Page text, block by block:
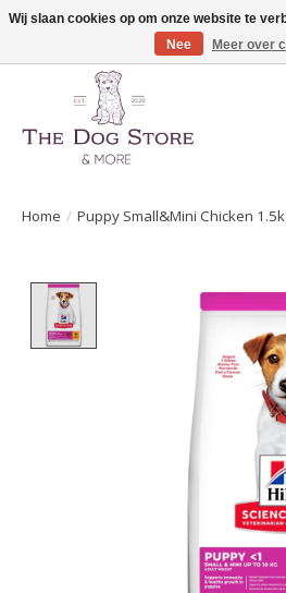
De speciaalzaak in hondenartikelen en meer!
Home / Puppy Small&Mini Chicken
Product image
Wij slaan cookies op om onze website te
Nee
Meer over